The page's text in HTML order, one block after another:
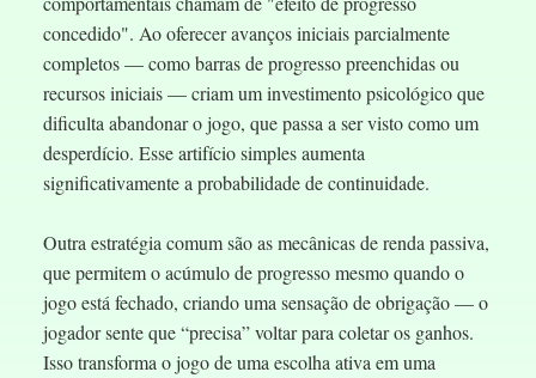
concedido". Ao oferecer avanços iniciais parcialmente
completos — como barras de progresso preenchidas ou
recursos iniciais — criam um investimento psicológico que
dificulta abandonar o jogo, que passa a ser visto como um
desperdício. Esse artifício simples aumenta
significativamente a probabilidade de continuidade.
Outra estratégia comum são as mecânicas de renda passiva,
que permitem o acúmulo de progresso mesmo quando o
jogo está fechado, criando uma sensação de obrigação — o
jogador sente que “precisa” voltar para coletar os ganhos.
Isso transforma o jogo de uma escolha ativa em uma